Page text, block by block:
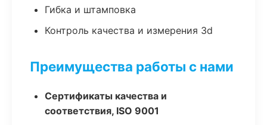
Гибка и штамповка
Контроль качества и измерения 3d
Преимущества работы с нами
Сертификаты качества и
соответствия, ISO 9001